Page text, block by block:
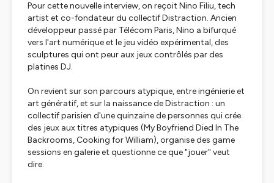
Pour cette nouvelle interview, on reçoit Nino Filiu, tech
artist et co-fondateur du collectif Distraction. Ancien
développeur passé par Télécom Paris, Nino a bifurqué
vers l'art numérique et le jeu vidéo expérimental, des
sculptures qui ont peur aux jeux contrôlés par des
platines DJ.
On revient sur son parcours atypique, entre ingénierie et
art génératif, et sur la naissance de Distraction : un
collectif parisien d'une quinzaine de personnes qui crée
des jeux aux titres atypiques (My Boyfriend Died In The
Backrooms, Cooking for William), organise des game
sessions en galerie et questionne ce que "jouer" veut
dire.